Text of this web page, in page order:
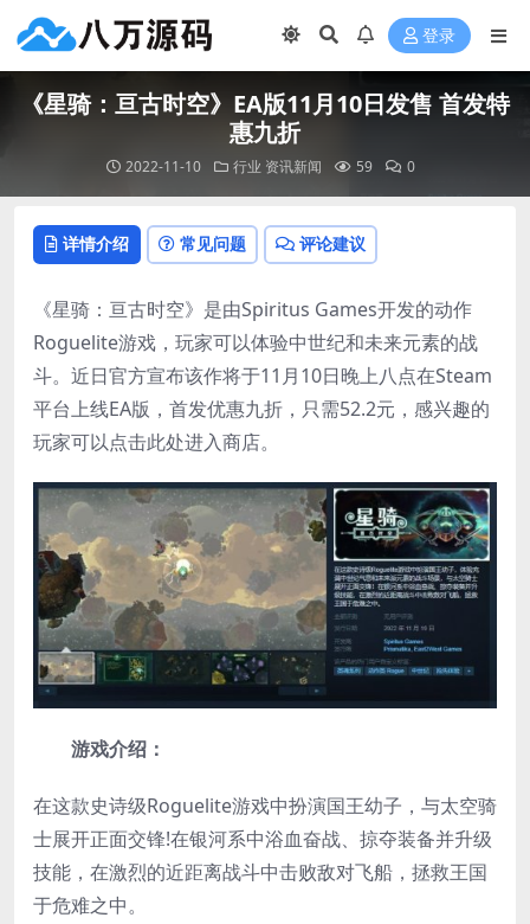
登录
《星骑：亘古时空》EA版11月10日发售 首发特
惠九折
2022-11-10 行业 资讯新闻 59 0
详情介绍 常见问题 评论建议
《星骑：亘古时空》是由Spiritus Games开发的动作
Roguelite游戏，玩家可以体验中世纪和未来元素的战
斗。近日官方宣布该作将于11月10日晚上八点在Steam
平台上线EA版，首发优惠九折，只需52.2元，感兴趣的
玩家可以点击此处进入商店。
游戏介绍：
在这款史诗级Roguelite游戏中扮演国王幼子，与太空骑
士展开正面交锋!在银河系中浴血奋战、掠夺装备并升级
技能，在激烈的近距离战斗中击败敌对飞船，拯救王国
于危难之中。